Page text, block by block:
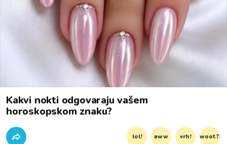
Kakvi nokti odgovaraju vašem
horoskopskom znaku?
lol! aww vrh! woot?!